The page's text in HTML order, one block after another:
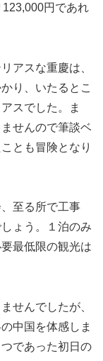
円であれ
アスな重慶は、
り、いたるとこ
スでした。ま
せんので筆談ベ
とも冒険となり
至る所で工事
ょう。１泊のみ
最低限の観光は
せんでしたが、
中国を体感しま
であった初日の